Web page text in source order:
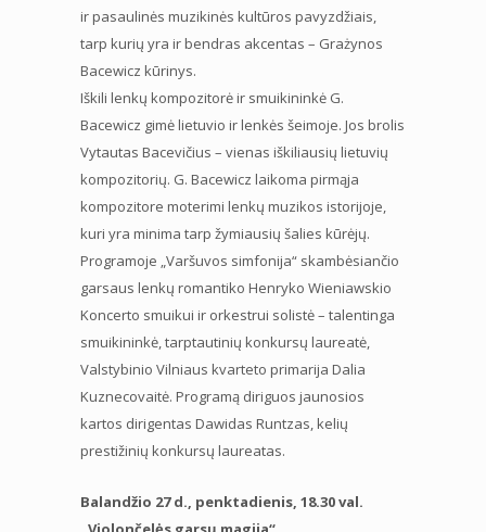
ir pasaulinės muzikinės kultūros pavyzdžiais,
tarp kurių yra ir bendras akcentas – Grażynos
Bacewicz kūrinys.
Iškili lenkų kompozitorė ir smuikininkė G.
Bacewicz gimė lietuvio ir lenkės šeimoje. Jos brolis
Vytautas Bacevičius – vienas iškiliausių lietuvių
kompozitorių. G. Bacewicz laikoma pirmąja
kompozitore moterimi lenkų muzikos istorijoje,
kuri yra minima tarp žymiausių šalies kūrėjų.
Programoje „Varšuvos simfonija“ skambėsiančio
garsaus lenkų romantiko Henryko Wieniawskio
Koncerto smuikui ir orkestrui solistė – talentinga
smuikininkė, tarptautinių konkursų laureatė,
Valstybinio Vilniaus kvarteto primarija Dalia
Kuznecovaitė. Programą diriguos jaunosios
kartos dirigentas Dawidas Runtzas, kelių
prestižinių konkursų laureatas.
Balandžio 27 d., penktadienis, 18.30 val.